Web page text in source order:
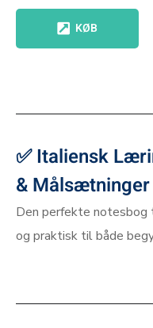
KØB
✅Italiensk
& Målsætninger
Den perfekte
og praktisk til både